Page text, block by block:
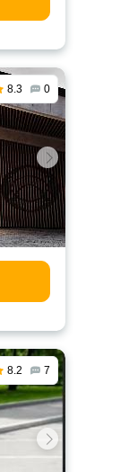
8.3 0
8.2 7